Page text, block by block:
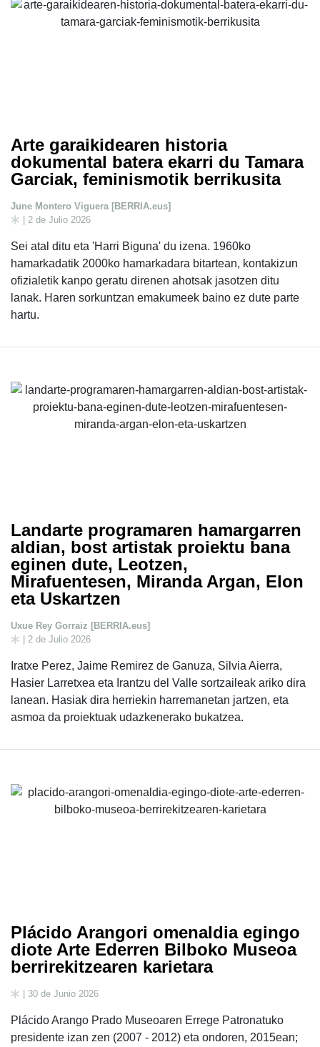
Arte garaikidearen historia
dokumental batera ekarri du Tamara
Garciak, feminismotik berrikusita
June Montero Viguera [BERRIA.eus]
| 2 de Julio 2026
Sei atal ditu eta 'Harri Biguna' du izena. 1960ko
hamarkadatik 2000ko hamarkadara bitartean, kontakizun
ofizialetik kanpo geratu direnen ahotsak jasotzen ditu
lanak. Haren sorkuntzan emakumeek baino ez dute parte
hartu.
Landarte programaren hamargarren
aldian, bost artistak proiektu bana
eginen dute, Leotzen,
Mirafuentesen, Miranda Argan, Elon
eta Uskartzen
Uxue Rey Gorraiz [BERRIA.eus]
| 2 de Julio 2026
Iratxe Perez, Jaime Remirez de Ganuza, Silvia Aierra,
Hasier Larretxea eta Irantzu del Valle sortzaileak ariko dira
lanean. Hasiak dira herriekin harremanetan jartzen, eta
asmoa da proiektuak udazkenerako bukatzea.
Plácido Arangori omenaldia egingo
diote Arte Ederren Bilboko Museoa
berrirekitzearen karietara
| 30 de Junio 2026
Plácido Arango Prado Museoaren Errege Patronatuko
presidente izan zen (2007 - 2012) eta ondoren, 2015ean;